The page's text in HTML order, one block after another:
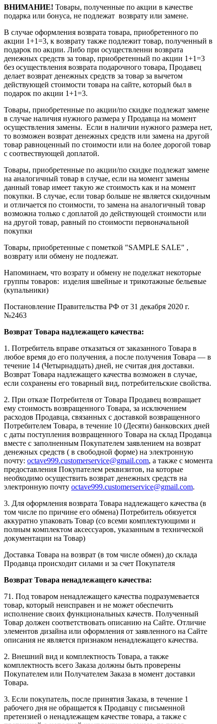
ВНИМАНИЕ! Товары, полученные по акции в качестве
подарка или бонуса, не подлежат возврату или замене.
В случае оформления возврата товара, приобретенного по
акции 1+1=3, к возврату также подлежит товар, полученный в
подарок по акции. Либо при осуществленни возврата
денежных средств за товар, приобретенный по акции 1+1=3
без осуществления возврата подарочного товара, Продавец
делает возврат денежных средств за товар за вычетом
действующей стоимости товара на сайте, который был в
подарок по акции 1+1=3.
Товары, приобретенные по акции/по скидке подлежат замене
в случае наличия нужного размера у Продавца на момент
осуществления замены. Если в наличии нужного размера нет,
то возможен возврат денежных средств или замена на другой
товар равноценный по стоимости или на более дорогой товар
с соотвествующей доплатой.
Товары, приобретенные по акции/по скидке подлежат замене
на аналогичный товар в случае, если на момент замены
данный товар имеет такую же стоимость как и на момент
покупки. В случае, если товар больше не является скидочным
и отличается по стоимости, то замена на аналогичный товар
возможна только с доплатой до действующей стоимости или
на другой товар, равный по стоимости первоначальной
покупки
Товары, приобретенные с пометкой "SAMPLE SALE" ,
возврату или обмену не подлежат.
Напоминаем, что возрату и обмену не поделжат некоторые
группы товаров: изделия швейные и трикотажные бельевые
(купальники)
Постановление Правительства РФ от 31 декабря 2020 г.
№2463
Возврат Товара надлежащего качества:
1. Потребитель вправе отказаться от заказанного Товара в
любое время до его получения, а после получения Товара — в
течение 14 (Четырнадцать) дней, не считая дня доставки.
Возврат Товара надлежащего качества возможен в случае,
если сохранены его товарный вид, потребительские свойства.
2. При отказе Потребителя от Товара Продавец возвращает
ему стоимость возвращенного Товара, за исключением
расходов Продавца, связанных с доставкой возвращенного
Потребителем Товара, в течение 10 (Десяти) банковских дней
с даты поступления возвращенного Товара на склад Продавца
вместе с заполненным Покупателем заявлением на возврат
денежных средств ( в свободной форме) на электронную
почту: octave999.customerservice@gmail.com, а также с момента
предоставления Покупателем реквизитов, на которые
необходимо осуществить возврат денежных средств на
электронную почту octave999.customerservice@gmail.com.
3. Для оформления возврата Товара надлежащего качества (в
том числе по причине его обмена) Потребитель обязуется
аккуратно упаковать Товар (со всеми комплектующими и
полным комплектом аксессуаров, указанным в технической
документации на Товар)
Доставка Товара на возврат (в том числе обмен) до склада
Продавца происходит силами и за счет Покупателя
Возврат Товара ненадлежащего качества:
71. Под товаром ненадлежащего качества подразумевается
товар, который неисправен и не может обеспечить
исполнение своих функциональных качеств. Полученный
Товар должен соответствовать описанию на Сайте. Отличие
элементов дизайна или оформления от заявленного на Сайте
описания не является признаком ненадлежащего качества.
2. Внешний вид и комплектность Товара, а также
комплектность всего Заказа должны быть проверены
Покупателем или Получателем Заказа в момент доставки
Товара.
3. Если покупатель, после принятия Заказа, в течение 1
рабочего дня не обращается к Продавцу с письменной
претензией о ненадлежащем качестве товара, а также с